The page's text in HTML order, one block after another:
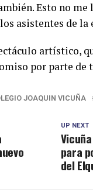
Esto no
asistentes de la
artístico,
por parte de
JOAQUIN VICUÑA
UP NEXT
para
del